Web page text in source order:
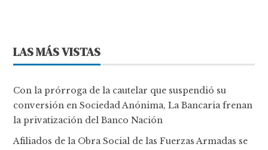
LAS MÁS VISTAS
Con la prórroga de la cautelar que suspendió su
conversión en Sociedad Anónima, La Bancaria frenan
la privatización del Banco Nación
Afiliados de la Obra Social de las Fuerzas Armadas se